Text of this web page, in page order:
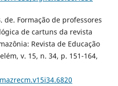
de. Formação de professores
de cartuns da revista
Revista de Educação
v. 15, n. 34, p. 151-164,